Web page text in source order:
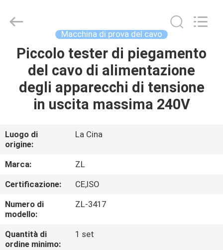
CASA
PRODOTTI
CIRCA
NOI
GIRO
DELLA
FABBRICA
Instrument
Technology
Reserved.
Macchina di prova del cavo
Piccolo tester di piegamento
del cavo di alimentazione
degli apparecchi di tensione
in uscita massima 240V
Luogo di
origine:
La Cina
Marca:
ZL
Certificazione:
CE,ISO
Numero di
modello:
ZL-3417
Quantità di
ordine minimo:
1 set